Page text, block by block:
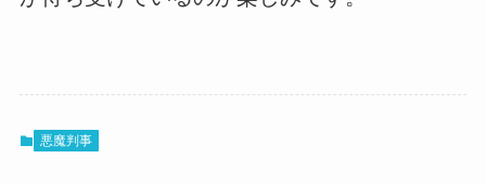
悪魔判事